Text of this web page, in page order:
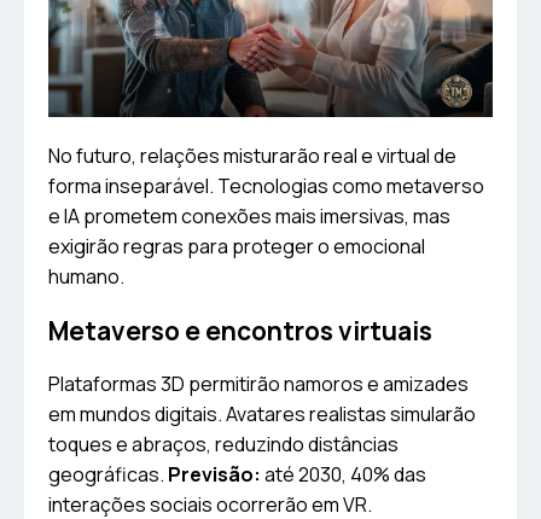
No futuro, relações misturarão real e virtual de
forma inseparável. Tecnologias como metaverso
e IA prometem conexões mais imersivas, mas
exigirão regras para proteger o emocional
humano.
Metaverso e encontros virtuais
Plataformas 3D permitirão namoros e amizades
em mundos digitais. Avatares realistas simularão
toques e abraços, reduzindo distâncias
geográficas. Previsão: até 2030, 40% das
interações sociais ocorrerão em VR.